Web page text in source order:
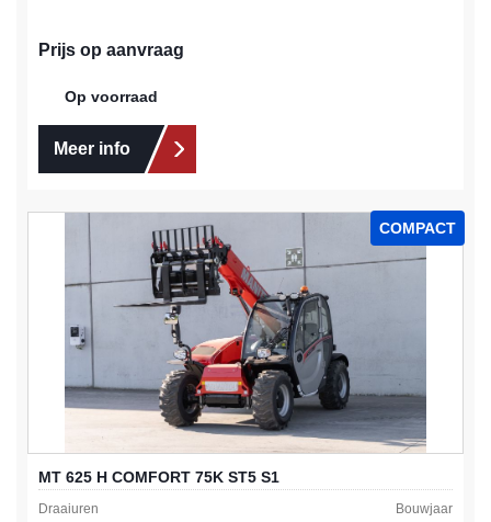
Prijs op aanvraag
Op voorraad
Meer info
COMPACT
MT 625 H COMFORT 75K ST5 S1
Draaiuren
Bouwjaar